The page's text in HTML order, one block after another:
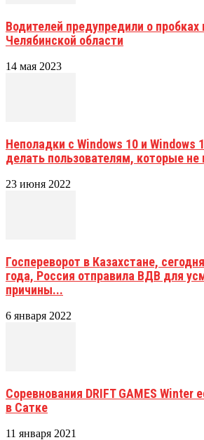
Водителей предупредили о
Челябинской области
14 мая 2023
Неполадки с Windows 10 и Windows
делать пользователям, которые не
23 июня 2022
Госпереворот в Казахстане,
года, Россия отправила ВДВ для
причины...
6 января 2022
Соревнования DRIFT GAMES Winter
в Сатке
11 января 2021